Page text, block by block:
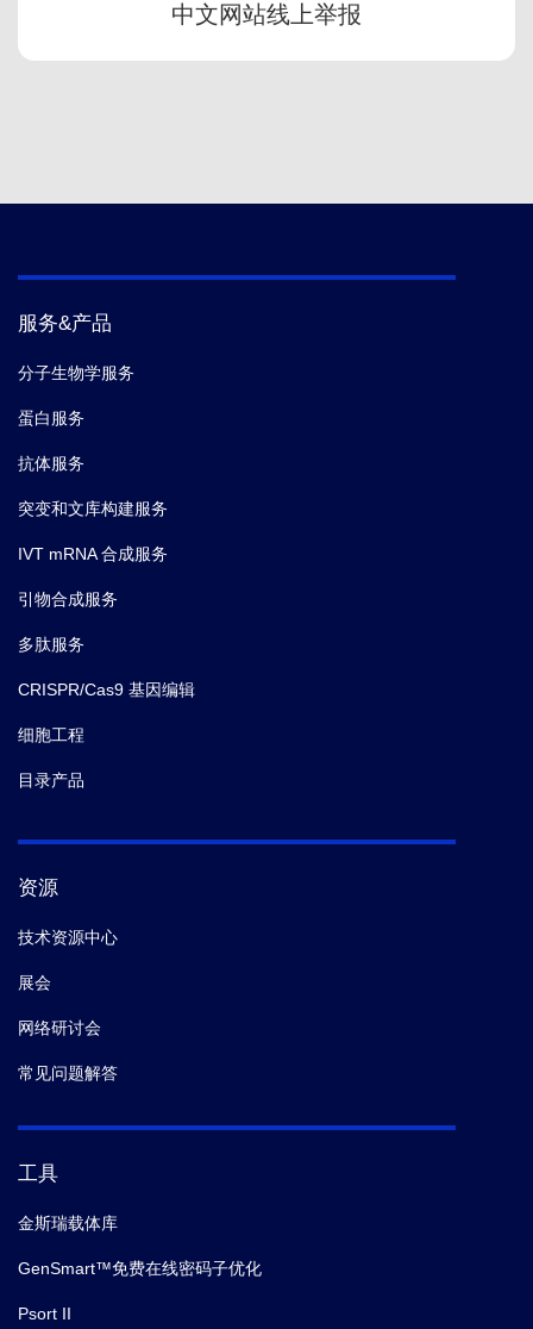
中文网站线上举报
服务&产品
分子生物学服务
蛋白服务
抗体服务
突变和文库构建服务
IVT mRNA 合成服务
引物合成服务
多肽服务
CRISPR/Cas9 基因编辑
细胞工程
目录产品
资源
技术资源中心
展会
网络研讨会
常见问题解答
工具
金斯瑞载体库
GenSmart™免费在线密码子优化
Psort II